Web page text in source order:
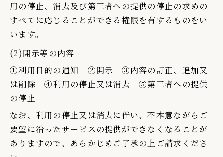
用の停止、消去及び第三者への提供の停止の求めの
すべてに応じることができる権限を有するものをい
います。
(2)開示等の内容
①利用目的の通知 ②開示 ③内容の訂正、追加又
は削除 ④利用の停止又は消去 ⑤第三者への提供
の停止
なお、利用の停止又は消去に伴い、不本意ながらご
要望に沿ったサービスの提供ができなくなることが
ありますので、あらかじめご了承の上ご請求くださ